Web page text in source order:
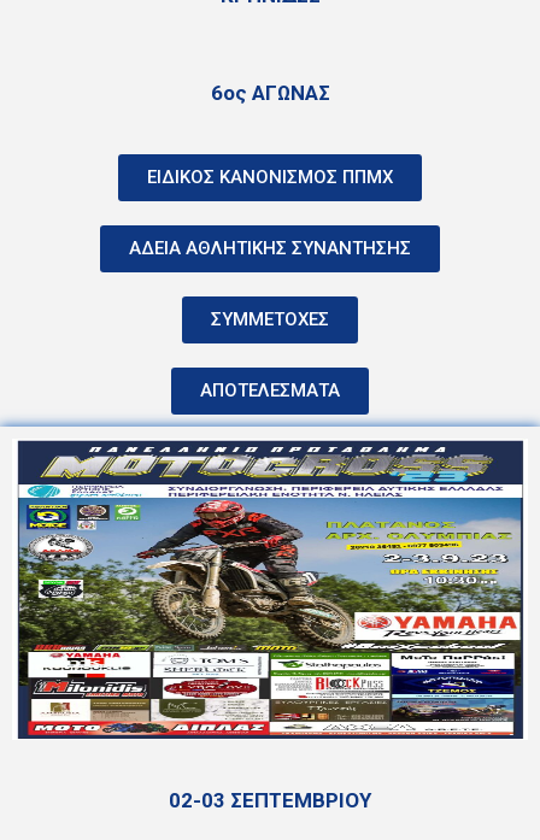
6ος ΑΓΩΝΑΣ
ΕΙΔΙΚΟΣ ΚΑΝΟΝΙΣΜΟΣ ΠΠΜΧ
ΑΔΕΙΑ ΑΘΛΗΤΙΚΗΣ ΣΥΝΑΝΤΗΣΗΣ
ΣΥΜΜΕΤΟΧΕΣ
ΑΠΟΤΕΛΕΣΜΑΤΑ
02-03 ΣΕΠΤΕΜΒΡΙΟΥ